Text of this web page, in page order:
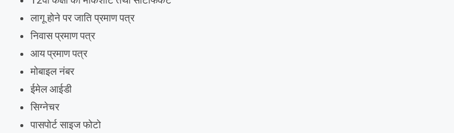
लागू होने पर जाति प्रमाण पत्र
निवास प्रमाण पत्र
आय प्रमाण पत्र
मोबाइल नंबर
ईमेल आईडी
सिग्नेचर
पासपोर्ट साइज फोटो